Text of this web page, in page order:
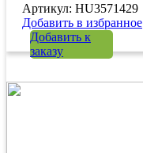
Артикул: HU3571429
Добавить в избранное
Добавить к
заказу